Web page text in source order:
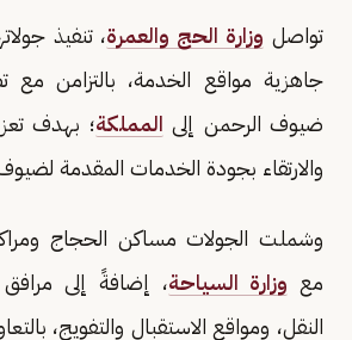
تواصل وزارة الحج والعمرة، تنفيذ
جاهزية مواقع الخدمة، بالتزامن مع
ضيوف الرحمن إلى المملكة؛ بهدف
والارتقاء بجودة الخدمات المقدمة
وشملت الجولات مساكن الحجاج ومراكز
مع وزارة السياحة، إضافةً إلى
النقل، ومواقع الاستقبال والتفويج،